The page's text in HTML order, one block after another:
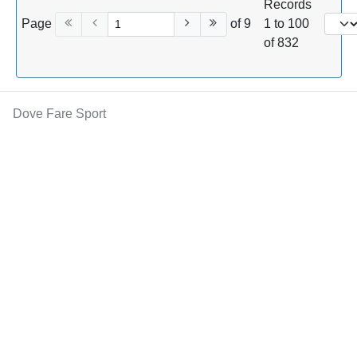
Page of 9
Records
1 to 100
of 832
Dove Fare Sport